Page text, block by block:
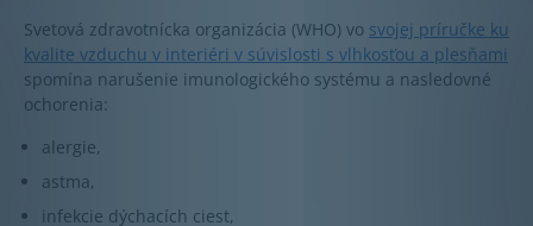
Svetová zdravotnícka organizácia (WHO) vo svojej príručke ku
kvalite vzduchu v interiéri v súvislosti s vlhkosťou a plesňami
spomína narušenie imunologického systému a nasledovné
ochorenia:
alergie,
astma,
infekcie dýchacích ciest,